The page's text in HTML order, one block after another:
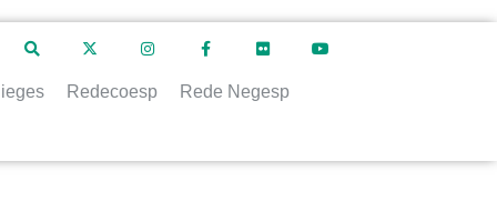
Redecoesp Rede Negesp